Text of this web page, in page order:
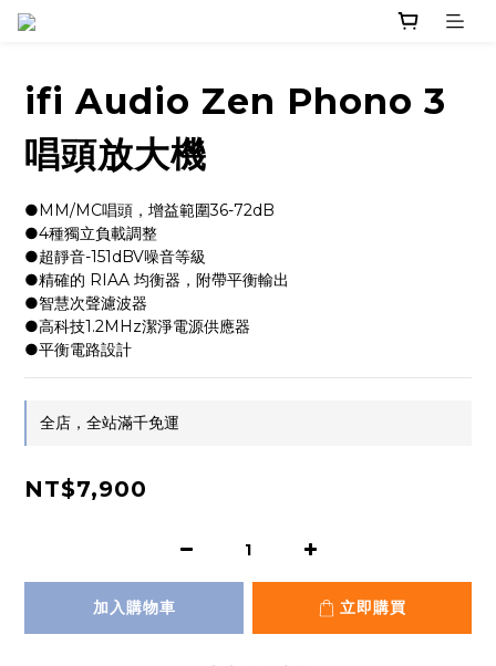
ifi Audio Zen Phono 3
唱頭放大機
●MM/MC唱頭，增益範圍36-72dB
●4種獨立負載調整
●超靜音-151dBV噪音等級
●精確的 RIAA 均衡器，附帶平衡輸出
●智慧次聲濾波器
●高科技1.2MHz潔淨電源供應器
●平衡電路設計
全店，全站滿千免運
NT$7,900
加入購物車 立即購買